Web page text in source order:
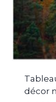
décor